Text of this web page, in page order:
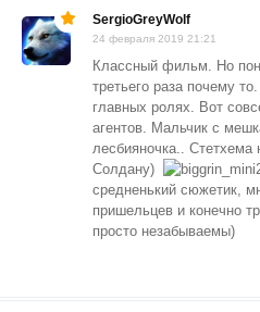
SergioGreyWolf
24 февраля 2019 21:21
Классный фильм. Но
третьего раза почему
главных ролях. Вот
агентов. Мальчик с
лесбияночка.. Стетхема
Солдану)
средненький сюжетик,
пришельцев и конечно
просто незабываемы)